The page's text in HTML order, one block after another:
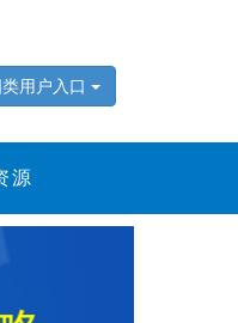
用户入口
源